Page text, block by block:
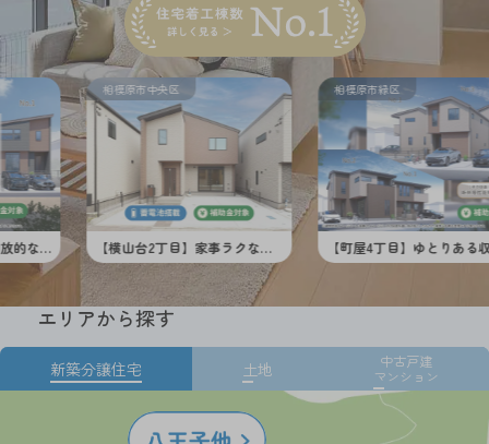
相模原市中央区
【横山台2丁目】家事ラクな回遊動線と開放的な吹抜けリビングのある住まい。
相模原市緑区
【町屋4丁目】ゆとりある収納と設計で、心地よく快適に。買物施設が徒歩10分圏内にそろう、住み良い住環境。
エリアから探す
新築分譲住宅 土地 中古戸建
マンション